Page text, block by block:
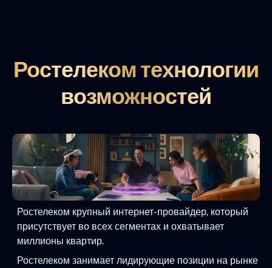
Ростелеком технологии
возможностей
Ростелеком крупный интернет-провайдер, который
присутствует во всех сегментах и охватывает
миллионы квартир.
Ростелеком занимает лидирующие позиции на рынке